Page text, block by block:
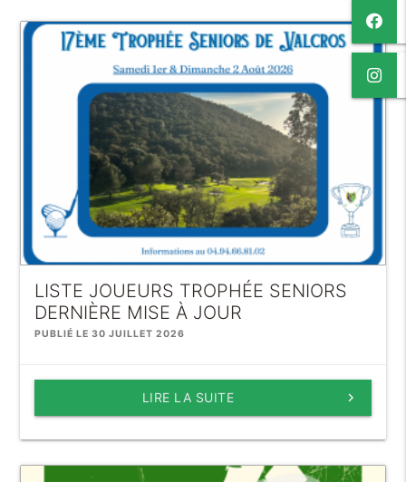
LISTE JOUEURS TROPHÉE SENIORS
DERNIÈRE MISE À JOUR
PUBLIÉ LE 30 JUILLET 2026
keyboard_arrow_right
LIRE LA SUITE